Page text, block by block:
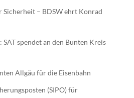
Sicherheit – BDSW ehrt Konrad
SAT spendet an den Bunten Kreis
Allgäu für die Eisenbahn
(SIPO) für